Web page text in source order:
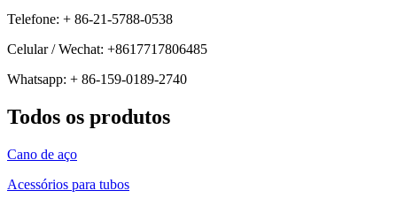
Telefone: + 86-21-5788-0538
Celular / Wechat: +8617717806485
Whatsapp: + 86-159-0189-2740
Todos os produtos
Cano de aço
Acessórios para tubos